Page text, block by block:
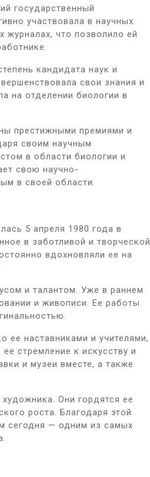
государственный
участвовала в научных
журналах, что позволило ей
кандидата наук и
свои знания и
на отделении биологии в
престижными премиями и
своим научным
в области биологии и
свою научно-
в своей области.
5 апреля 1980 года в
в заботливой и творческой
вдохновляли ее на
и талантом. Уже в раннем
и живописи. Ее работы
наставниками и учителями,
стремление к искусству и
и музеи вместе, а также
Они гордятся ее
роста. Благодаря этой
сегодня — одним из самых